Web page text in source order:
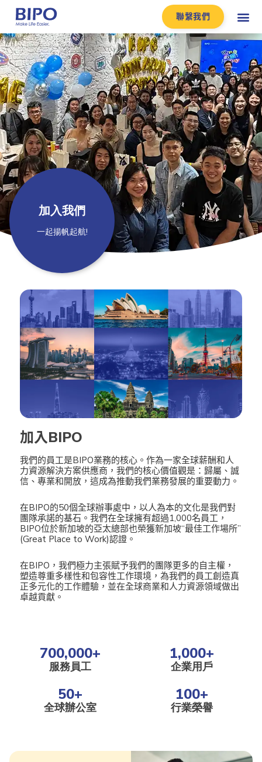
聯繫我們
加入我們
一起揚帆起航!
加入BIPO
我們的員工是BIPO業務的核心。作為一家全球薪酬和人
力資源解決方案供應商，我們的核心價值觀是：歸屬、誠
信、專業和開放，這成為推動我們業務發展的重要動力。
在BIPO的50個全球辦事處中，以人為本的文化是我們對
團隊承諾的基石。我們在全球擁有超過1,000名員工，
BIPO位於新加坡的亞太總部也榮獲新加坡“最佳工作場所”
(Great Place to Work)認證。
在BIPO，我們極力主張賦予我們的團隊更多的自主權，
塑造尊重多樣性和包容性工作環境，為我們的員工創造真
正多元化的工作體驗，並在全球商業和人力資源領域做出
卓越貢獻。
700,000+
服務員工
1,000+
企業用戶
50+
全球辦公室
100+
行業榮譽